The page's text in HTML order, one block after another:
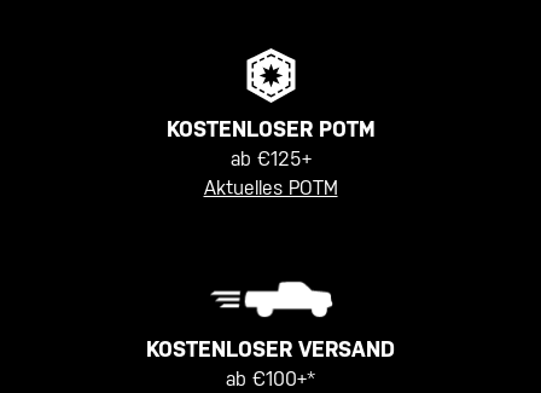
KOSTENLOSER POTM
ab €125+
Aktuelles POTM
KOSTENLOSER VERSAND
ab €100+*